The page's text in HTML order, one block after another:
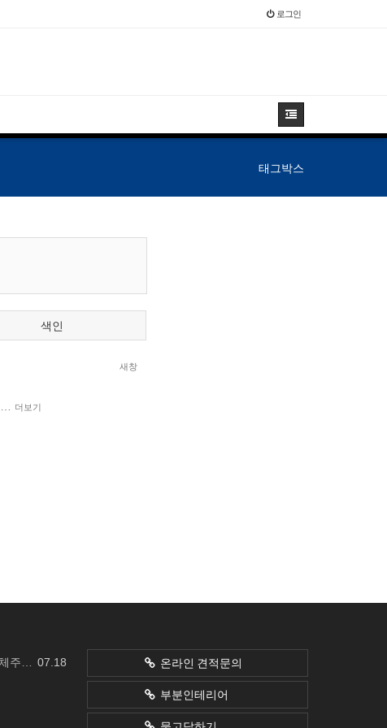
로그인
태그박스
색인
새창
더보기
07.18
네요 온라인 견적문의
부분인테리어